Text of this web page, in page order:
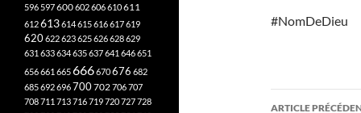
#NomDeDieu
ARTICLE
596 597600602606610611
612613614615616617619
620622623625626628629
631 633634635637641 646651
656661 665666670676 682
685692696700702706707
708711 713716719720727728